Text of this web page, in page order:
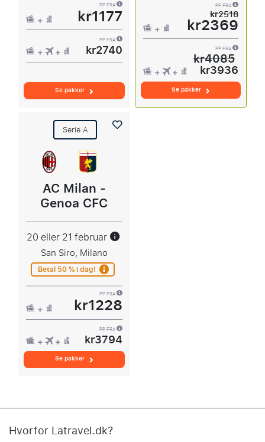
PP FRA
kr1177
PP FRA
kr2740
Se pakker
PP FRA
kr2518
kr2369
PP FRA
kr4085
kr3936
Se pakker
Serie A
AC Milan -
Genoa CFC
20 eller 21 februar
San Siro, Milano
Betal 50 % i dag!
PP FRA
kr1228
PP FRA
kr3794
Se pakker
Hvorfor Latravel.dk?